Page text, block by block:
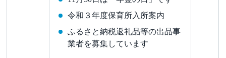
令和３年度保育所入所案内
ふるさと納税返礼品等の出品事
業者を募集しています